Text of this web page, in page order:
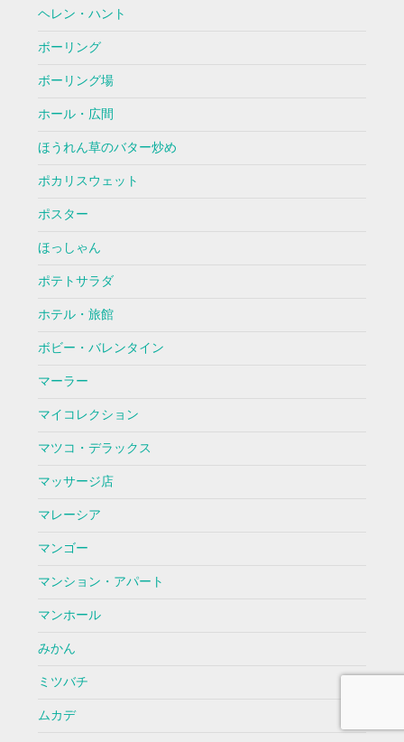
ヘレン・ハント
ボーリング
ボーリング場
ホール・広間
ほうれん草のバター炒め
ポカリスウェット
ポスター
ほっしゃん
ポテトサラダ
ホテル・旅館
ボビー・バレンタイン
マーラー
マイコレクション
マツコ・デラックス
マッサージ店
マレーシア
マンゴー
マンション・アパート
マンホール
みかん
ミツバチ
ムカデ